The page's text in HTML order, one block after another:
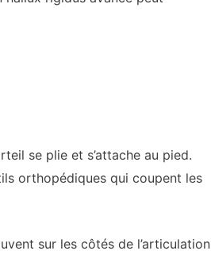
se plie et s’attache au pied.
orthopédiques qui coupent les
sur les côtés de l’articulation